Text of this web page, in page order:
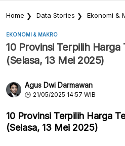
Home Data Stories Ekonomi &
EKONOMI & MAKRO
10 Provinsi Terpilih Harga
(Selasa, 13 Mei 2025)
Agus Dwi Darmawan
21/05/2025 14:57 WIB
10 Provinsi Terpilih Harga
(Selasa, 13 Mei 2025)